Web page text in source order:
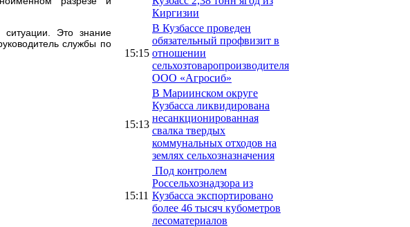
Это знание
службы по
Киргизии
15:15
В Кузбассе проведен
обязательный профвизит в
отношении
сельхозтоваропроизводителя
ООО «Агросиб»
15:13
В Мариинском округе
Кузбасса ликвидирована
несанкционированная
свалка твердых
коммунальных отходов на
землях сельхозназначения
15:11
Под контролем
Россельхознадзора из
Кузбасса экспортировано
более 46 тысяч кубометров
лесоматериалов